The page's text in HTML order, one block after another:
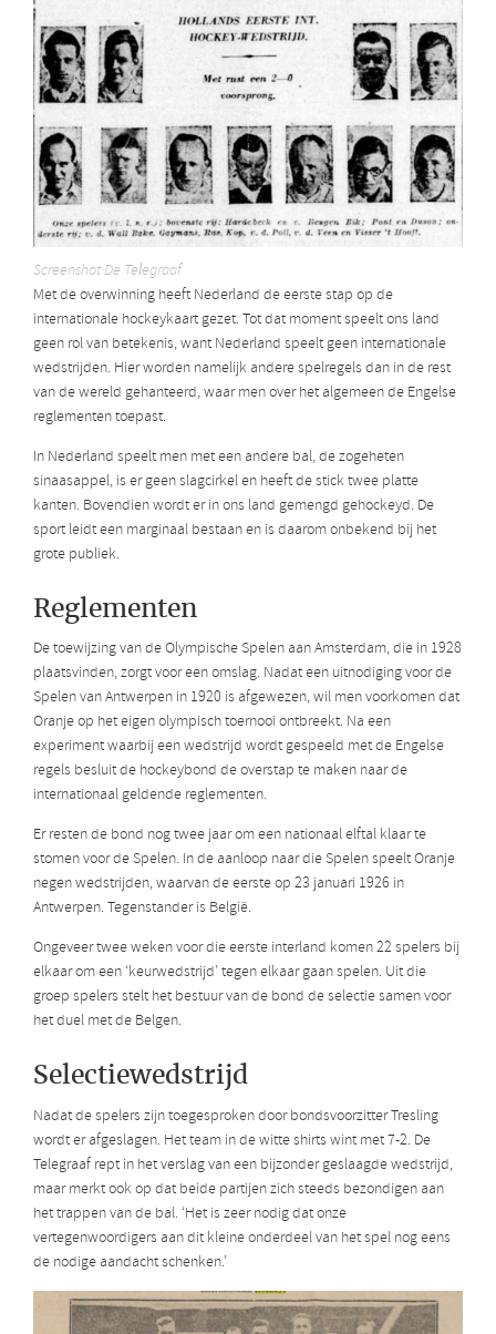
Screenshot De Telegraaf
Met de overwinning heeft Nederland de eerste stap op de
internationale hockeykaart gezet. Tot dat moment speelt ons land
geen rol van betekenis, want Nederland speelt geen internationale
wedstrijden. Hier worden namelijk andere spelregels dan in de rest
van de wereld gehanteerd, waar men over het algemeen de Engelse
reglementen toepast.
In Nederland speelt men met een andere bal, de zogeheten
sinaasappel, is er geen slagcirkel en heeft de stick twee platte
kanten. Bovendien wordt er in ons land gemengd gehockeyd. De
sport leidt een marginaal bestaan en is daarom onbekend bij het
grote publiek.
Reglementen
De toewijzing van de Olympische Spelen aan Amsterdam, die in 1928
plaatsvinden, zorgt voor een omslag. Nadat een uitnodiging voor de
Spelen van Antwerpen in 1920 is afgewezen, wil men voorkomen dat
Oranje op het eigen olympisch toernooi ontbreekt. Na een
experiment waarbij een wedstrijd wordt gespeeld met de Engelse
regels besluit de hockeybond de overstap te maken naar de
internationaal geldende reglementen.
Er resten de bond nog twee jaar om een nationaal elftal klaar te
stomen voor de Spelen. In de aanloop naar die Spelen speelt Oranje
negen wedstrijden, waarvan de eerste op 23 januari 1926 in
Antwerpen. Tegenstander is België.
Ongeveer twee weken voor die eerste interland komen 22 spelers bij
elkaar om een ‘keurwedstrijd’ tegen elkaar gaan spelen. Uit die
groep spelers stelt het bestuur van de bond de selectie samen voor
het duel met de Belgen.
Selectiewedstrijd
Nadat de spelers zijn toegesproken door bondsvoorzitter Tresling
wordt er afgeslagen. Het team in de witte shirts wint met 7-2. De
Telegraaf rept in het verslag van een bijzonder geslaagde wedstrijd,
maar merkt ook op dat beide partijen zich steeds bezondigen aan
het trappen van de bal. ‘Het is zeer nodig dat onze
vertegenwoordigers aan dit kleine onderdeel van het spel nog eens
de nodige aandacht schenken.’